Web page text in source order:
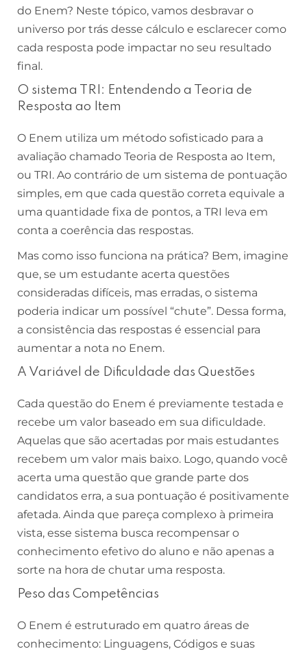
do Enem? Neste tópico, vamos desbravar o
universo por trás desse cálculo e esclarecer como
cada resposta pode impactar no seu resultado
final.
O sistema TRI: Entendendo a Teoria de
Resposta ao Item
O Enem utiliza um método sofisticado para a
avaliação chamado Teoria de Resposta ao Item,
ou TRI. Ao contrário de um sistema de pontuação
simples, em que cada questão correta equivale a
uma quantidade fixa de pontos, a TRI leva em
conta a coerência das respostas.
Mas como isso funciona na prática? Bem, imagine
que, se um estudante acerta questões
consideradas difíceis, mas erradas, o sistema
poderia indicar um possível “chute”. Dessa forma,
a consistência das respostas é essencial para
aumentar a nota no Enem.
A Variável de Dificuldade das Questões
Cada questão do Enem é previamente testada e
recebe um valor baseado em sua dificuldade.
Aquelas que são acertadas por mais estudantes
recebem um valor mais baixo. Logo, quando você
acerta uma questão que grande parte dos
candidatos erra, a sua pontuação é positivamente
afetada. Ainda que pareça complexo à primeira
vista, esse sistema busca recompensar o
conhecimento efetivo do aluno e não apenas a
sorte na hora de chutar uma resposta.
Peso das Competências
O Enem é estruturado em quatro áreas de
conhecimento: Linguagens, Códigos e suas